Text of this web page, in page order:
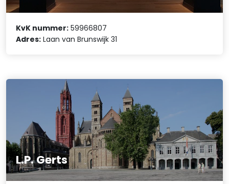
KvK nummer: 59966807
Adres: Laan van Brunswijk 31
L.P. Gerts